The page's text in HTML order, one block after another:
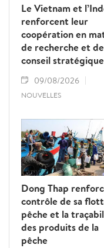
Le Vietnam et
renforcent leur
coopération en
de recherche et de
conseil stratégique
09/08/2026
NOUVELLES
Dong Thap
contrôle de sa
pêche et la
des produits de la
pêche